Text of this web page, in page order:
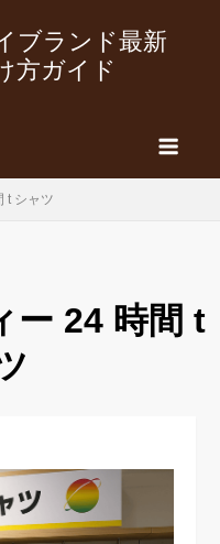
ブランド最新
方ガイド
t シャツ
ー 24 時間 t